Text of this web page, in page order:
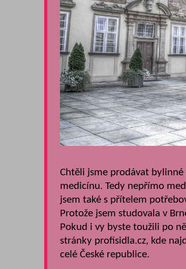
Chtěli jsme prodávat
medicínu. Tedy nepřímo
jsem také s přítelem
Protože jsem studovala v
Pokud i vy byste toužili po
stránky profisidla.cz, kde
celé České republice.